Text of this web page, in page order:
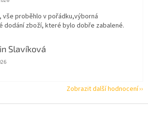
vše proběhlo v pořádku,výborná
dodání zboží, které bylo dobře zabalené.
Slavíková
obchodu je 5 z 5 hvězdiček.
Zobrazit další hodnocení